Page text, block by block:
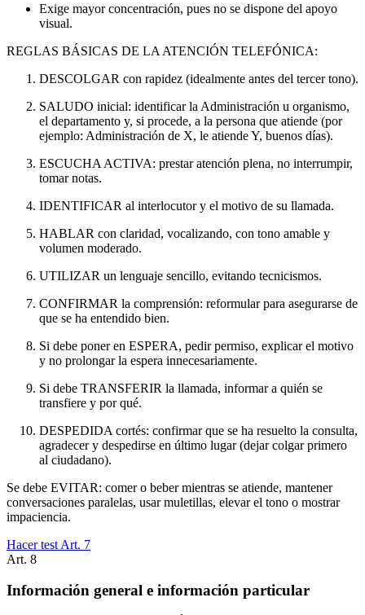
Exige mayor concentración, pues no se dispone del apoyo
visual.
REGLAS BÁSICAS DE LA ATENCIÓN TELEFÓNICA:
DESCOLGAR con rapidez (idealmente antes del tercer tono).
SALUDO inicial: identificar la Administración u organismo,
el departamento y, si procede, a la persona que atiende (por
ejemplo: Administración de X, le atiende Y, buenos días).
ESCUCHA ACTIVA: prestar atención plena, no interrumpir,
tomar notas.
IDENTIFICAR al interlocutor y el motivo de su llamada.
HABLAR con claridad, vocalizando, con tono amable y
volumen moderado.
UTILIZAR un lenguaje sencillo, evitando tecnicismos.
CONFIRMAR la comprensión: reformular para asegurarse de
que se ha entendido bien.
Si debe poner en ESPERA, pedir permiso, explicar el motivo
y no prolongar la espera innecesariamente.
Si debe TRANSFERIR la llamada, informar a quién se
transfiere y por qué.
DESPEDIDA cortés: confirmar que se ha resuelto la consulta,
agradecer y despedirse en último lugar (dejar colgar primero
al ciudadano).
Se debe EVITAR: comer o beber mientras se atiende, mantener
conversaciones paralelas, usar muletillas, elevar el tono o mostrar
impaciencia.
Hacer test Art. 7
Art. 8
Información general e información particular